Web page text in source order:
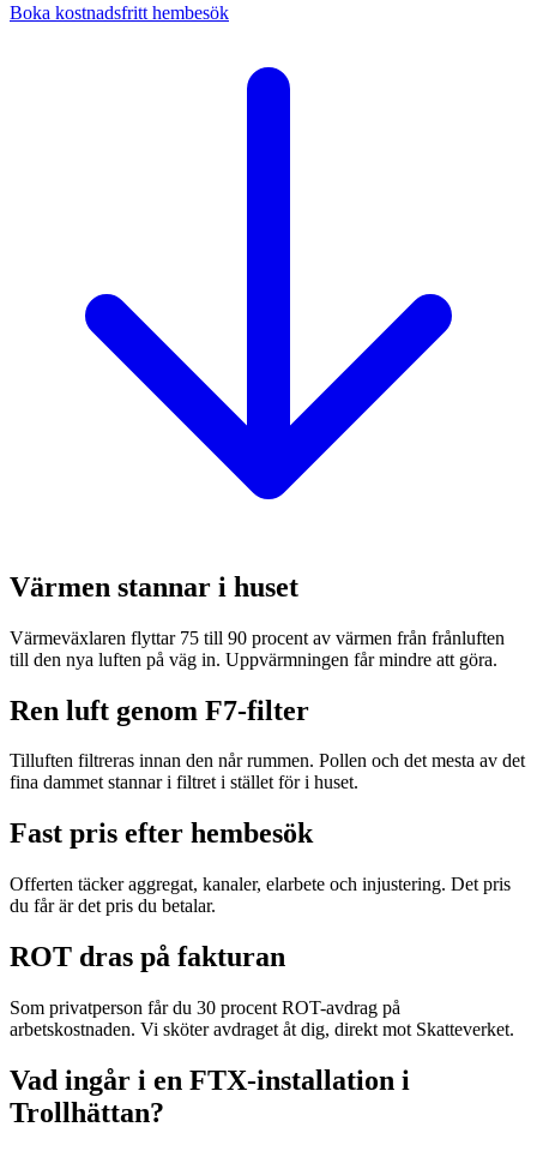
Boka kostnadsfritt hembesök
Värmen stannar i huset
Värmeväxlaren flyttar 75 till 90 procent av värmen från frånluften
till den nya luften på väg in. Uppvärmningen får mindre att göra.
Ren luft genom F7-filter
Tilluften filtreras innan den når rummen. Pollen och det mesta av det
fina dammet stannar i filtret i stället för i huset.
Fast pris efter hembesök
Offerten täcker aggregat, kanaler, elarbete och injustering. Det pris
du får är det pris du betalar.
ROT dras på fakturan
Som privatperson får du 30 procent ROT-avdrag på
arbetskostnaden. Vi sköter avdraget åt dig, direkt mot Skatteverket.
Vad ingår i en FTX-installation i
Trollhättan?